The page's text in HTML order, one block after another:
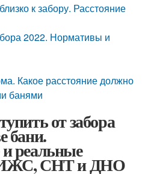
к забору. Расстояние
2022. Нормативы и
Какое расстояние должно
банями
от забора
бани.
реальные
ИЖС, СНТ и ДНО